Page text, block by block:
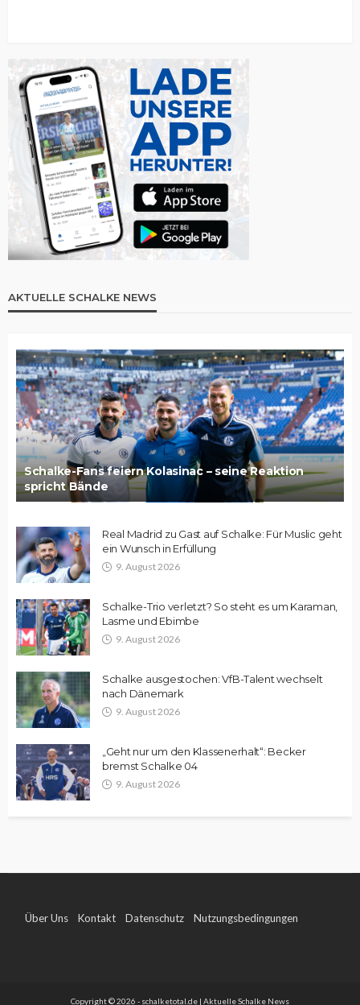
AKTUELLE SCHALKE NEWS
Schalke-Fans feiern Kolasinac – seine Reaktion
spricht Bände
Real Madrid zu Gast auf Schalke: Für Muslic geht
ein Wunsch in Erfüllung
9. August 2026
Schalke-Trio verletzt? So steht es um Karaman,
Lasme und Ebimbe
9. August 2026
Schalke ausgestochen: VfB-Talent wechselt
nach Dänemark
9. August 2026
„Geht nur um den Klassenerhalt“: Becker
bremst Schalke 04
9. August 2026
Über Uns Kontakt Datenschutz Nutzungsbedingungen
Copyright © 2026 - schalketotal.de | Aktuelle Schalke News